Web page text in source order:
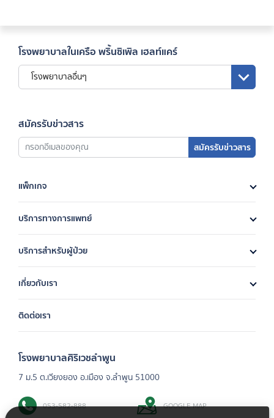
โรงพยาบาลในเครือ พริ้นซิเพิล เฮลท์แคร์
โรงพยาบาลอื่นๆ
สมัครรับข่าวสาร
สมัครรับข่าวสาร
แพ็กเกจ
บริการทางการแพทย์
บริการสำหรับผู้ป่วย
เกี่ยวกับเรา
ติดต่อเรา
โรงพยาบาลศิริเวชลำพูน
7 ม.5 ต.เวียงยอง อ.เมือง จ.ลำพูน 51000
053-582-888 GOOGLE MAP